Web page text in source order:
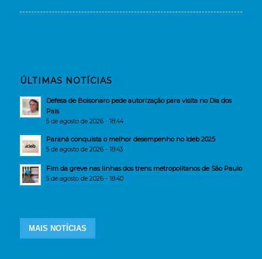
ÚLTIMAS NOTÍCIAS
Defesa de Bolsonaro pede autorização para visita no Dia dos
Pais
5 de agosto de 2026 - 18:44
Paraná conquista o melhor desempenho no Ideb 2025
5 de agosto de 2026 - 18:43
Fim da greve nas linhas dos trens metropolitanos de São Paulo
5 de agosto de 2026 - 18:40
MAIS NOTÍCIAS